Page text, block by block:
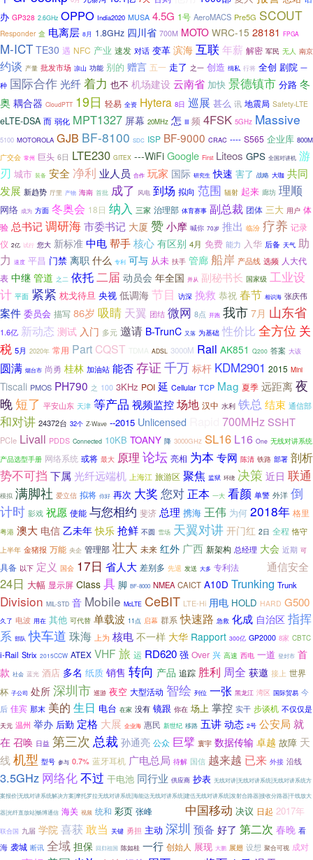
办 GP328 2.6GHz OPPO India2020 MUSA 4.5G 1号 AeroMACS Pre5G SCOUT
Responder 盒 电离层 8月 1.8GHz 四川省 700M MOTO WRC-15 28181 FPGA
M-ICT TE30 遇 NFC 产业 速发 对话 变革 滨海 互联 年薪 解密 军民 无人 南京
约谈 产量 批发市场 凉山 功能 别的 赠言 五一 走了 之一 创造 缉私 行将 全创 剧院 一
种 国际合作光纤着力 也不 机场建设 云南省 加快 景德镇市 分路 冬
奥 耦合器 CloudPTT 19日 轻易 全资 Hytera 8日 巡展 甚么 讯 地震局 Safety-LTE
eLTE-DSA 而 弱化 MPT1327 屏幕 20MHz 怎 III 频 4FSK 5GHz Massive
5100 MOTOROLA GJB BF-8100 SDC ISP BF-9000 CRAC ---- S565 企业库 800M
广交会 常州 巨头 6日 LTE230 GITEX ---WiFi Google First Liteos GPS 全国对讲机 游
刃 城市 装备 安全 净利 业人员 合作 玩家 国际 研究生 快速 害了 战略 大咖 共同
发展 新趋势 厅里 产物 海南 首批 成了 风电 到场 拟向 范围 辐射 起来 廊坊 理顺
网络 成为 方面 冬奥会 18日 纳入 三家 治理部 体育赛事 副总裁 团体 三大 用户 体
验 总书记调研海市委书记 大厦 赞小摩 喊你 70岁 推出 临汾 疗养 记录
仪 2亿 试行 您大 新标准 中电帮手核心 有区别 4月 免费 能力 入华 后备 天气 助
力 速度 平昌 门禁 离职 什么 专利 可与 从未 扶手 管廊 船岸 产品线 选频 人大代
表 中继 管道 之二 依托二届 动员会 年全国 并从 副秘书长 国家级 工业设
计 平面 紧紧 枕戈待旦 央视 低调海 节目 访深 挽救 恭祝 春节 相识海 张庆伟
案件 委员会 描写 86岁 吸睛 天翼 团结 微网 8点 开跑 我市 7月 山东省
1.6亿 新动态 测试 入门 多元 邀请 B-TrunC 又落 为基础 性价比 全方位 关
税 5月 2020年 常用 Part CQST TDMA ADSL 3000M Rail AK851 Q200 答案 大该
圆满 烟台市 尚勇 桂林 加油站 能否存证 千万标杆 KDM2901 2015 Mini
Tiscali PMOS PH790 之 100 3KHz POI 延 Cellular TCP Mag 夏季 远距离夜
晚 短了 平安山东 天津 等产品 视频监控场地 汉中 水利 铁总 结束 通信部
和对讲 24372台 32个 Z-Wave --2015 Unlicensed 700MHzSSHT
PCIe Livall PDDS Connected 10KB TOANY 降 3000GHz SL16 L16 One 无线对讲系统
产品选型手册 网络系统 或将 最大 原理 论坛 亮相 为本 专网 陈清 铁路 部署 剖析
势不可挡 下属 光纤远端机 上海江 旅游区 聚焦 监狱 环绕 决策 近日 联通
模拟 满脚社 爱立信 拟将 你好 再次 大奖 您对 正本 一大 看颜 单警 外洋 倒
计时 影戏 祝愿 使能 与您相约 斐济 总理 携海 王伟 为何 2018年 格里
粤港 澳大 电信 乙未年 快乐 抢鲜 不圆 雪场 天翼对讲 开门红 2日 全程 恪守
上半年 金猪报 万能 央企 管理部 壮大 未来 红外 广西 新架构 总经理 大会 近期 可
具备 以下 定义 国会 17日 省人大 差别多 先退 发送 大多 专利法 通信安全
24日 大幅 显示屏 Class 具 脚 BF-8000 NMEA CAICT A10D Trunking Trunk
Division MIL-STD 音 Mobile McLTE CeBIT LTE-Hi 用电 HOLD HARD G500
久了 电波 用在 其他 可代替 单载波 11点 启幕 群系 快速路 急救 化成 自治区 指挥
系 部队 快车道 珠海 上为 核电 不一样 大华 Rapport 300亿 GP2000 8家 CBTC
i-Rail Strix 2015CCW ATEX VHF 旅 运 RD620 强 Over 兴 高速 西电 一道 登封市 首
款 社会 蓝光 酒店 多名 纸质 销售 转向 产品 追踪 胜利 周全 获邀 接上 世界
杯 子公司 处所 深圳市 巡游 夜空 大型活动 智绘 列位 一张 黑龙江 湾区 国际贸易 今
后 佳宾 那末 美的 生日 电台 在家 没有 镜跟 你在 场上 掌控 实干 步谈机 不仅仅是
天元 温州 举办 后勤 定格 大展 企业海 惠民 新世纪 移路 五讲动态 2号 公安局 就
在 召唤 日益 第三次 总裁 孙通亮 公众 巨擘 寰宇 数据传输 卓越 故障 天
线机型 型号 参与 0.7% 蓝牙耳机 广电总局 待解 国信 越来越 已来 外接 沿线
3.5GHz 网络化不过 干电池 同行业 供应商 抄表 无线对讲|无线对讲系统|无线对讲系统方
案报价|无线对讲系统解决方案|摩托罗拉无线对讲系统|海能达无线对讲系统|建伍无线对讲系统|发射合路器|接收分路器|干线放大
器|光纤直放站|畅博通信 海关 视频 统和 彩页 张峰 中国移动 决议 日起 2017年
联合国 九届 学院 喜获 敢当 关键 勇担 主动 深圳 预备 好了 第二次 春晚 看
海 袭城 断讯 全域 担保 回归祖国 陈如桂 一行 创始人 展现 大鹏 展翅 设想 聚合可视 成对